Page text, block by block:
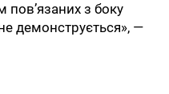
пов’язаних з боку
демонструється», —